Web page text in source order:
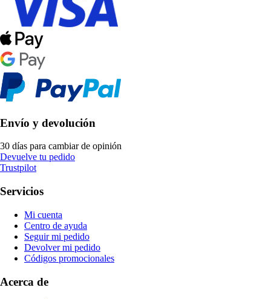
Envío y devolución
30 días para cambiar de opinión
Devuelve tu pedido
Trustpilot
Servicios
Mi cuenta
Centro de ayuda
Seguir mi pedido
Devolver mi pedido
Códigos promocionales
Acerca de